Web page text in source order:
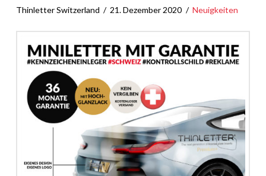
Thinletter Switzerland 21. Dezember 2020 Neuigkeiten